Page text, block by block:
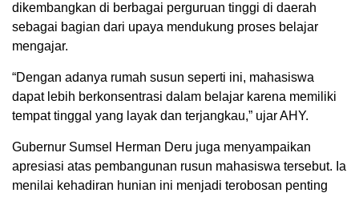
dikembangkan di berbagai perguruan tinggi di daerah
sebagai bagian dari upaya mendukung proses belajar
mengajar.
“Dengan adanya rumah susun seperti ini, mahasiswa
dapat lebih berkonsentrasi dalam belajar karena memiliki
tempat tinggal yang layak dan terjangkau,” ujar AHY.
Gubernur Sumsel Herman Deru juga menyampaikan
apresiasi atas pembangunan rusun mahasiswa tersebut. Ia
menilai kehadiran hunian ini menjadi terobosan penting